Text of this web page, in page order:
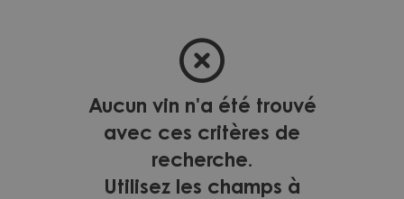
Aucun vin n'a été trouvé
avec ces critères de
recherche.
Utilisez les champs à